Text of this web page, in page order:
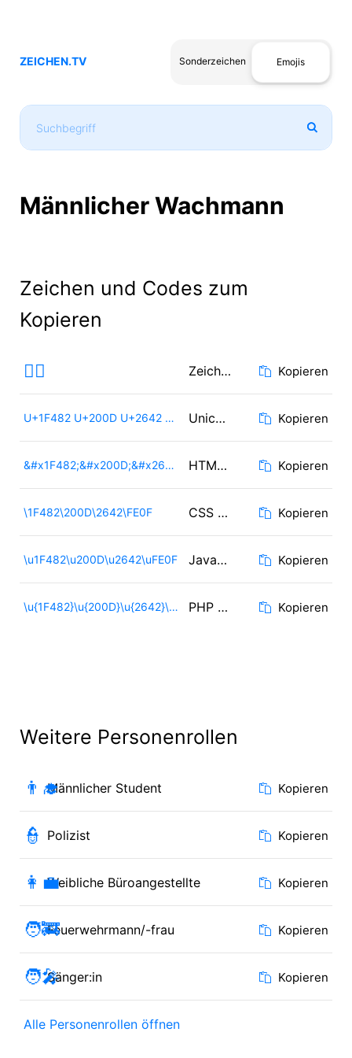
ZEICHEN.TV Sonderzeichen Emojis
Männlicher Wachmann
Zeichen und Codes zum
Kopieren
💂‍♂️ Zeichen Kopieren
U+1F482 U+200D U+2642 U+FE0F Unicode Kopieren
&#x1F482;&#x200D;&#x2642;&#xFE0F; HTML Code Kopieren
\1F482\200D\2642\FE0F CSS Code Kopieren
\u1F482\u200D\u2642\uFE0F JavaScript Code Kopieren
\u{1F482}\u{200D}\u{2642}\u{FE0F} PHP / Ruby Code Kopieren
Weitere Personenrollen
👨‍🎓Männlicher Student Kopieren
👮 Polizist Kopieren
👩‍💼Weibliche Büroangestellte Kopieren
🧑‍🚒Feuerwehrmann/-frau Kopieren
🧑‍🎤Sänger:in Kopieren
Alle Personenrollen öffnen